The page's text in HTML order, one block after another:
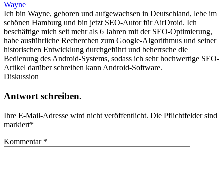
Wayne
Ich bin Wayne, geboren und aufgewachsen in Deutschland, lebe im
schönen Hamburg und bin jetzt SEO-Autor für AirDroid. Ich
beschäftige mich seit mehr als 6 Jahren mit der SEO-Optimierung,
habe ausführliche Recherchen zum Google-Algorithmus und seiner
historischen Entwicklung durchgeführt und beherrsche die
Bedienung des Android-Systems, sodass ich sehr hochwertige SEO-
Artikel darüber schreiben kann Android-Software.
Diskussion
Antwort schreiben.
Ihre E-Mail-Adresse wird nicht veröffentlicht. Die Pflichtfelder sind
markiert*
Kommentar *